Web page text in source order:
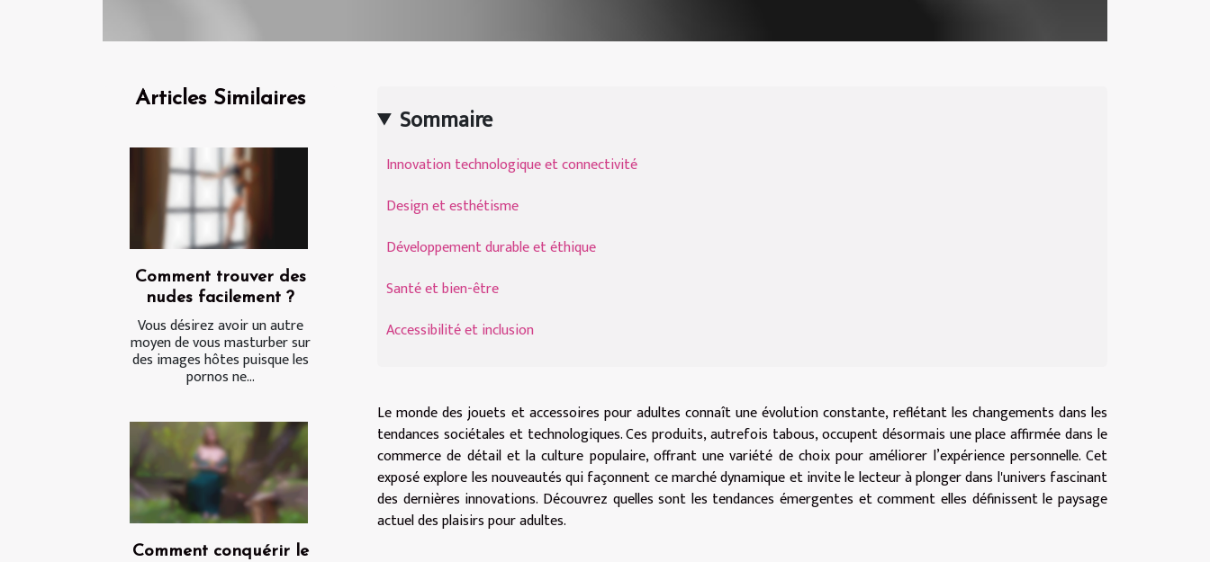
Articles Similaires
Comment trouver des
nudes facilement ?
Vous désirez avoir un autre
moyen de vous masturber sur
des images hôtes puisque les
pornos ne...
Comment conquérir le
Sommaire
Innovation technologique et connectivité
Design et esthétisme
Développement durable et éthique
Santé et bien-être
Accessibilité et inclusion
Le monde des jouets et accessoires pour adultes connaît une évolution constante, reflétant les changements dans les
tendances sociétales et technologiques. Ces produits, autrefois tabous, occupent désormais une place affirmée dans le
commerce de détail et la culture populaire, offrant une variété de choix pour améliorer l’expérience personnelle. Cet
exposé explore les nouveautés qui façonnent ce marché dynamique et invite le lecteur à plonger dans l'univers fascinant
des dernières innovations. Découvrez quelles sont les tendances émergentes et comment elles définissent le paysage
actuel des plaisirs pour adultes.